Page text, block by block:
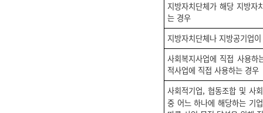
지방자치단체가 해당 지방자
는 경우
지방자치단체나 지방공기업
사회복지사업에 직접 사용
적사업에 직접 사용하는 경우
사회적기업, 협동조합 및 사
중 어느 하나에 해당하는 기